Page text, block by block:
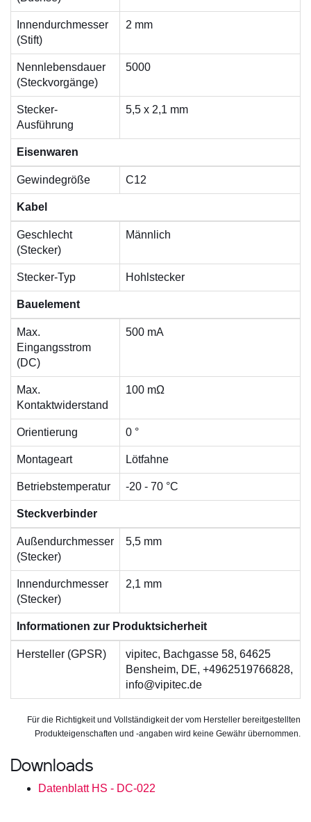
Innendurchmesser
(Stift)
2 mm
Nennlebensdauer
(Steckvorgänge)
5000
Stecker-
Ausführung
5,5 x 2,1 mm
Eisenwaren
Gewindegröße C12
Kabel
Geschlecht
(Stecker)
Männlich
Stecker-Typ Hohlstecker
Bauelement
Max.
Eingangsstrom
(DC)
500 mA
Max.
Kontaktwiderstand
100 mΩ
Orientierung 0 °
Montageart Lötfahne
Betriebstemperatur -20 - 70 °C
Steckverbinder
Außendurchmesser
(Stecker)
5,5 mm
Innendurchmesser
(Stecker)
2,1 mm
Informationen zur Produktsicherheit
Hersteller (GPSR)
vipitec, Bachgasse 58, 64625
Bensheim, DE, +4962519766828,
info@vipitec.de
Für die Richtigkeit und Vollständigkeit der vom Hersteller bereitgestellten
Produkteigenschaften und -angaben wird keine Gewähr übernommen.
Downloads
Datenblatt HS - DC-022